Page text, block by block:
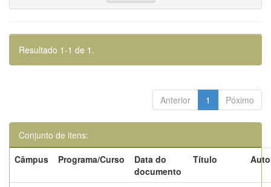
Resultado 1-1 de 1.
Anterior 1 Póximo
Conjunto de itens:
Câmpus
Programa/Curso
Data do
documento
Título